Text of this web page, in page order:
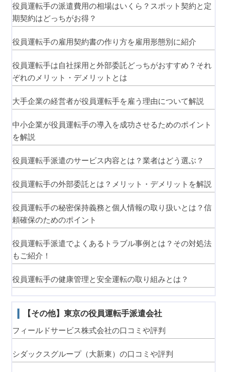
役員運転手の派遣費用の相場はいくら？スポット契約と定
期契約はどっちがお得？
役員運転手の雇用契約書の作り方を雇用形態別に紹介
役員運転手は自社採用と外部委託どっちがおすすめ？それ
ぞれのメリット・デメリットとは
大手企業の経営者が役員運転手を雇う理由について解説
中小企業が役員運転手の導入を成功させるためのポイント
を解説
役員運転手派遣のサービス内容とは？業者はどう選ぶ？
役員運転手の外部委託とは？メリット・デメリットを解説
役員運転手の秘密保持義務と個人情報の取り扱いとは？信
頼確保のためのポイント
役員運転手派遣でよくあるトラブル事例とは？その対処法
もご紹介！
役員運転手の健康管理と安全運転の取り組みとは？
【その他】東京の役員運転手派遣会社
フィールドサービス株式会社の口コミや評判
シダックスグループ（大新東）の口コミや評判